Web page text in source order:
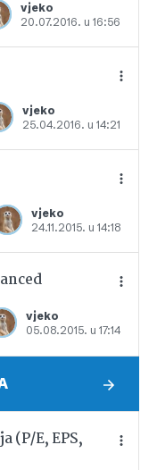
vjeko
20.07.2016. u 16:56
u favorite
vjeko
25.04.2016. u 14:21
u favorite
vjeko
24.11.2015. u 14:18
u favorite
vjeko
05.08.2015. u 17:14
u favorite
(P/E, EPS,